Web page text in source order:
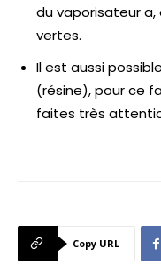
du vaporisateur a,
vertes.
Il est aussi
(résine), pour ce
faites très
Copy URL